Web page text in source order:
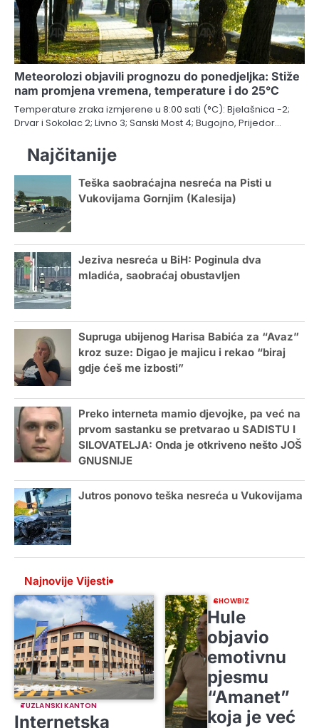
Meteorolozi objavili prognozu do ponedjeljka: Stiže
nam promjena vremena, temperature i do 25°C
Temperature zraka izmjerene u 8:00 sati (°C): Bjelašnica -2;
Drvar i Sokolac 2; Livno 3; Sanski Most 4; Bugojno, Prijedor…
Najčitanije
Teška saobraćajna nesreća na Pisti u
Vukovijama Gornjim (Kalesija)
Jeziva nesreća u BiH: Poginula dva
mladića, saobraćaj obustavljen
Supruga ubijenog Harisa Babića za “Avaz”
kroz suze: Digao je majicu i rekao “biraj
gdje ćeš me izbosti”
Preko interneta mamio djevojke, pa već na
prvom sastanku se pretvarao u SADISTU I
SILOVATELJA: Onda je otkriveno nešto JOŠ
GNUSNIJE
Jutros ponovo teška nesreća u Vukovijama
Najnovije Vijesti
TUZLANSKI KANTON
Internetska
SHOWBIZ
Hule
objavio
emotivnu
pjesmu
“Amanet”
koja je već